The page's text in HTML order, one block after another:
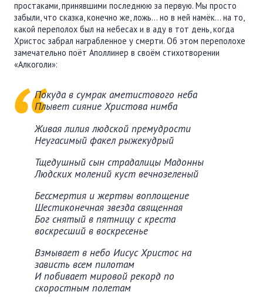
простаками, принявшими последнюю за первую. Мы просто
забыли, что сказка, конечно же, ложь... но в ней намёк... на то,
какой переполох был на небесах и в аду в тот день, когда
Христос забрал награбленное у смерти. Об этом переполохе
замечательно поёт Аполлинер в своём стихотворении
«Алкоголи»:
Покуда в сумрак аметистового неба
Плывет сияние Христова нимба
Живая лилия людской премудрости
Неугасимый факел рыжекудрый
Тщедушный сын страдалицы Мадонны
Людских молений куст вечнозеленый
Бессмертия и жертвы воплощение
Шестиконечная звезда священная
Бог снятый в пятницу с креста
воскресший в воскресенье
Взмывает в небо Иисус Христос на
зависть всем пилотам
И побивает мировой рекорд по
скоростным полетам